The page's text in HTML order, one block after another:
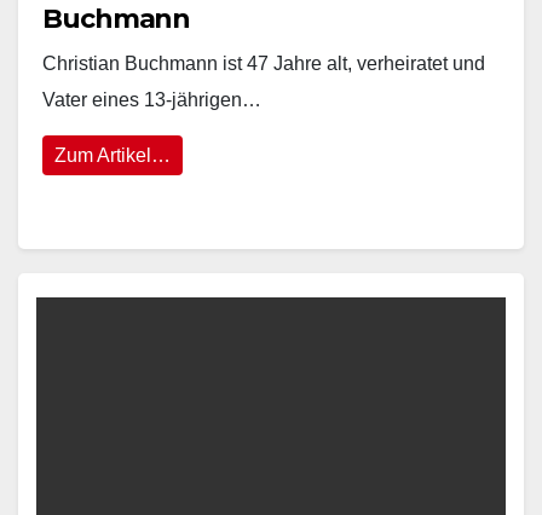
Buchmann
Christian Buchmann ist 47 Jahre alt, verheiratet und
Vater eines 13-jährigen…
Zum Artikel…